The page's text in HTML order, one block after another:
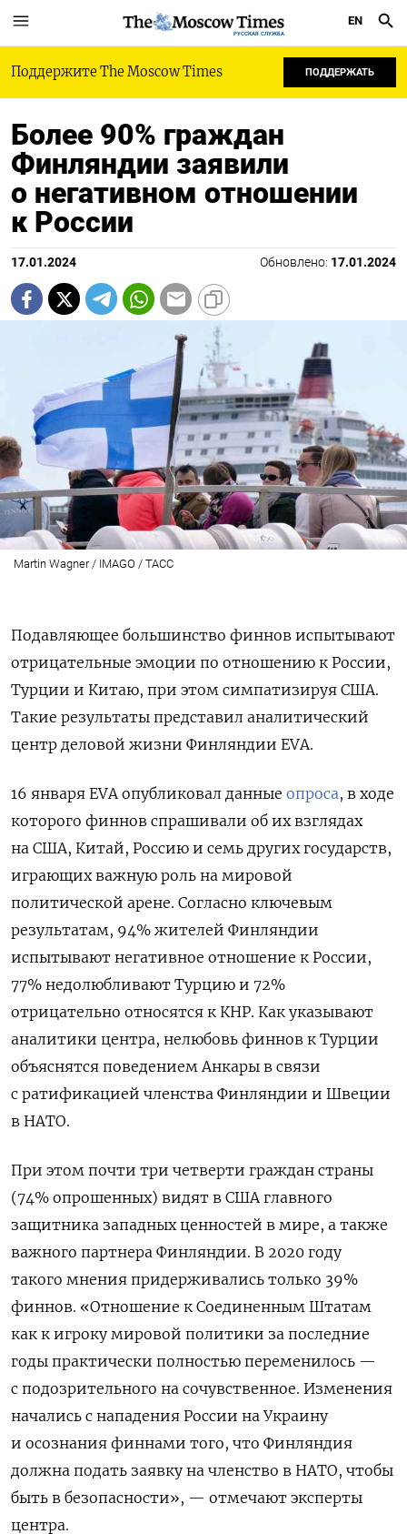
РУССКАЯ СЛУЖБА
EN
Поддержите The Moscow Times ПОДДЕРЖАТЬ
Более 90% граждан
Финляндии заявили
о негативном отношении
к России
17.01.2024 Обновлено: 17.01.2024
Martin Wagner / IMAGO / ТАСС
Подавляющее большинство финнов испытывают
отрицательные эмоции по отношению к России,
Турции и Китаю, при этом симпатизируя США.
Такие результаты представил аналитический
центр деловой жизни Финляндии EVA.
16 января EVA опубликовал данные опроса, в ходе
которого финнов спрашивали об их взглядах
на США, Китай, Россию и семь других государств,
играющих важную роль на мировой
политической арене. Согласно ключевым
результатам, 94% жителей Финляндии
испытывают негативное отношение к России,
77% недолюбливают Турцию и 72%
отрицательно относятся к КНР. Как указывают
аналитики центра, нелюбовь финнов к Турции
объяснятся поведением Анкары в связи
с ратификацией членства Финляндии и Швеции
в НАТО.
При этом почти три четверти граждан страны
(74% опрошенных) видят в США главного
защитника западных ценностей в мире, а также
важного партнера Финляндии. В 2020 году
такого мнения придерживались только 39%
финнов. «Отношение к Соединенным Штатам
как к игроку мировой политики за последние
годы практически полностью переменилось —
с подозрительного на сочувственное. Изменения
начались с нападения России на Украину
и осознания финнами того, что Финляндия
должна подать заявку на членство в НАТО, чтобы
быть в безопасности», — отмечают эксперты
центра.